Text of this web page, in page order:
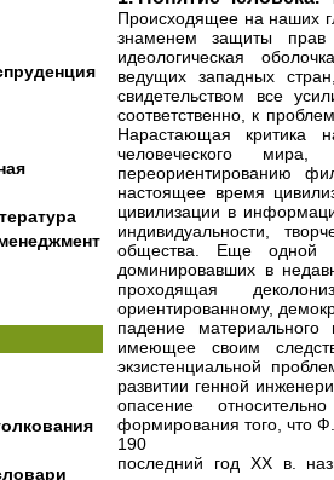
Происходящее на наших
знаменем защиты
идеологическая
ведущих западных
свидетельством все
соответственно, к
Нарастающая критика
человеческого
переориентированию
настоящее время
цивилизации в
индивидуальности,
общества. Еще одной
доминировавших в
проходящая
ориентированному,
падение
имеющее своим
экзистенциальной
развитии генной
опасение
формирования того, что
190
последний год XX в.